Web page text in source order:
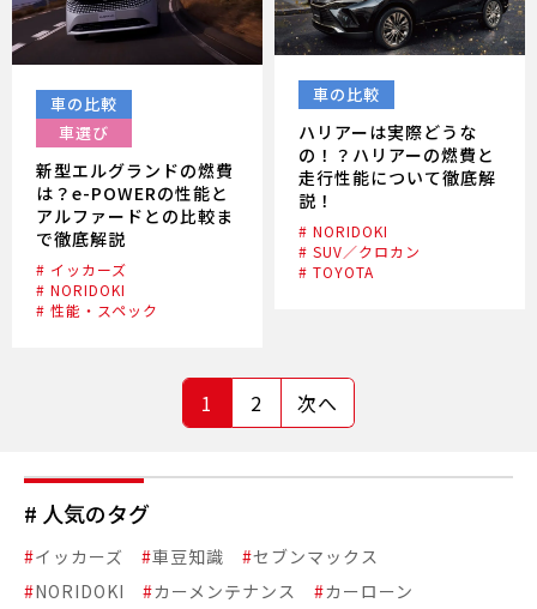
車の比較
車選び
新型エルグランドの燃費
は？e-POWERの性能と
アルファードとの比較ま
で徹底解説
# イッカーズ
# NORIDOKI
# 性能・スペック
車の比較
ハリアーは実際どうな
の！？ハリアーの燃費と
走行性能について徹底解
説！
# NORIDOKI
# SUV／クロカン
# TOYOTA
1 2 次へ
# 人気のタグ
#イッカーズ #車豆知識 #セブンマックス
#NORIDOKI #カーメンテナンス #カーローン